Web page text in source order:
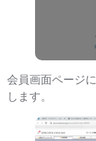
会員画面ページ
します。